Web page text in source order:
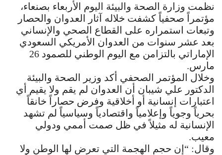
نظمت وزارة الصحة والبيئة اليوم الأربعاء بصنعاء،
مؤتمراً صحفياً كشفت خلاله آثار العدوان والحصار
وتبعات استمراره على القطاع الصحي والإنساني
بعد عشر سنوات من العدوان الأمريكي السعودي
الإماراتي بالتزامن مع اليوم الوطني للصمود 26
مارس.
وخلال المؤتمر الصحفي أكد وزير الصحة والبيئة
الدكتور علي شيبان أن العدوان لم يقم ولا يقيم أي
اعتبارات إنسانية أو أخلاقية وفرض حصاراً خانقاً
بحرياً وجوياً وإعلامياً واقتصادياً وسياسياً لم تشهد
الإنسانية له مثيلاً في ظل صمت أممي ودولي
معيب.
وقال: “إن حجم الهجمة التي تعرض لها الوطن ولا